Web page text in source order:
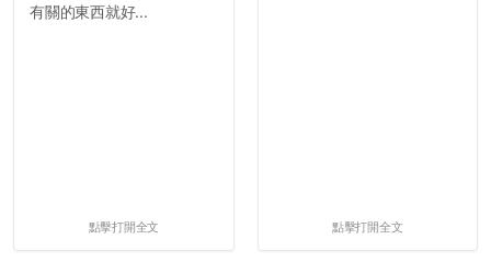
有關的東西就好...
點擊打開全文 點擊打開全文